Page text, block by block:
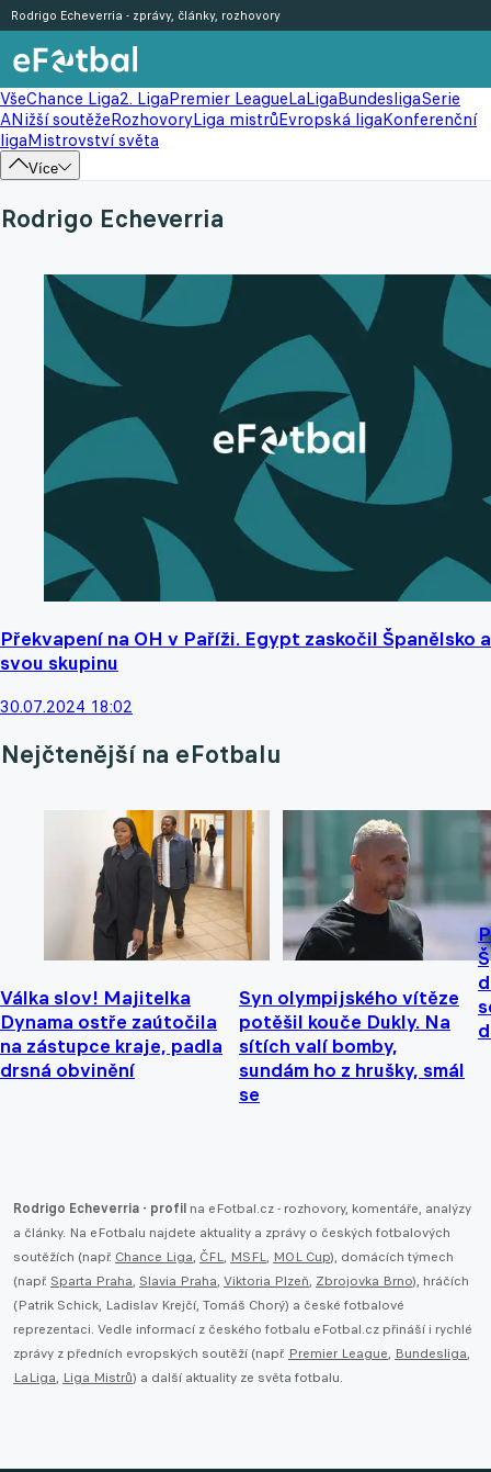
VšeChance Liga2. LigaPremier LeagueLaLigaBundesligaSerie
ANižší soutěžeRozhovoryLiga mistrůEvropská ligaKonferenční
ligaMistrovství světa
Více
Rodrigo Echeverria - zprávy, články, rozhovory
Rodrigo Echeverria
Překvapení na OH v Paříži. Egypt zaskočil Španělsko
svou skupinu
30.07.2024 18:02
Nejčtenější na eFotbalu
Válka slov! Majitelka
Dynama ostře zaútočila
na zástupce kraje, padla
drsná obvinění
Syn olympijského vítěze
potěšil kouče Dukly. Na
sítích valí bomby,
sundám ho z hrušky, smál
se
Rodrigo Echeverria - profil na eFotbal.cz - rozhovory, komentáře, analýzy
a články. Na eFotbalu najdete aktuality a zprávy o českých fotbalových
soutěžích (např. Chance Liga, ČFL, MSFL, MOL Cup), domácích týmech
(např. Sparta Praha, Slavia Praha, Viktoria Plzeň, Zbrojovka Brno), hráčích
(Patrik Schick, Ladislav Krejčí, Tomáš Chorý) a české fotbalové
reprezentaci. Vedle informací z českého fotbalu eFotbal.cz přináší i rychlé
zprávy z předních evropských soutěží (např. Premier League, Bundesliga,
LaLiga, Liga Mistrů) a další aktuality ze světa fotbalu.